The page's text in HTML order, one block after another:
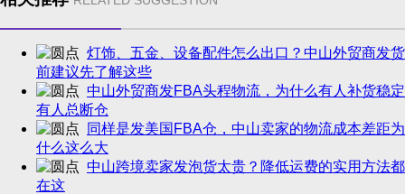
灯饰、五金、设备配件怎么出口？中山外贸商发货
前建议先了解这些
中山外贸商发FBA头程物流，为什么有人补货稳定
有人总断仓
同样是发美国FBA仓，中山卖家的物流成本差距为
什么这么大
中山跨境卖家发泡货太贵？降低运费的实用方法都
在这